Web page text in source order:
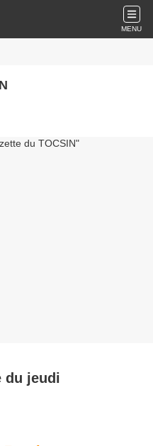
MENU
du jeudi